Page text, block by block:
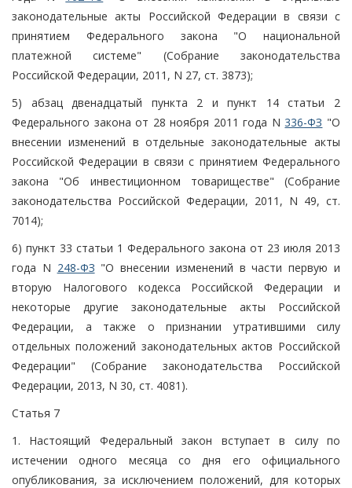
законодательные акты Российской Федерации в связи с
принятием Федерального закона "О национальной
платежной системе" (Собрание законодательства
Российской Федерации, 2011, N 27, ст. 3873);
5) абзац двенадцатый пункта 2 и пункт 14 статьи 2
Федерального закона от 28 ноября 2011 года N336-ФЗ "О
внесении изменений в отдельные законодательные акты
Российской Федерации в связи с принятием Федерального
закона "Об инвестиционном товариществе" (Собрание
законодательства Российской Федерации, 2011, N 49, ст.
7014);
6) пункт 33 статьи 1 Федерального закона от 23 июля 2013
года N 248-ФЗ "О внесении изменений в части первую и
вторую Налогового кодекса Российской Федерации и
некоторые другие законодательные акты Российской
Федерации, а также о признании утратившими силу
отдельных положений законодательных актов Российской
Федерации" (Собрание законодательства Российской
Федерации, 2013, N 30, ст. 4081).
Статья 7
1. Настоящий Федеральный закон вступает в силу по
истечении одного месяца со дня его официального
опубликования, за исключением положений, для которых